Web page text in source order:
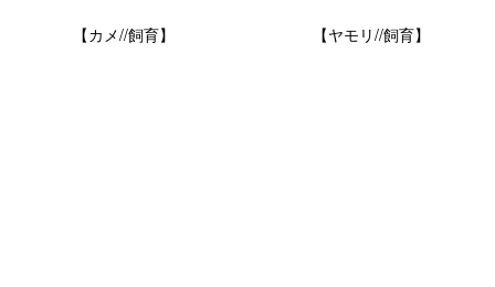
【カメ//飼育】
【ヤモリ//飼育】